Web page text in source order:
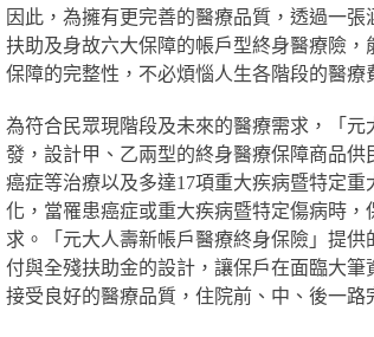
因此，為擁有更完善的醫療品質，透過一
扶助及身故六大保障的帳戶型終身醫療險
保障的完整性，不必煩惱人生各階段的醫療
為符合民眾現階段及未來的醫療需求，「
發，設計甲、乙兩型的終身醫療保障商品
癌症等治療以及多達17項重大疾病暨特定
化，當罹患癌症或重大疾病暨特定傷病時
求。「元大人壽新帳戶醫療終身保險」提
付與全殘扶助金的設計，讓保戶在面臨大
接受良好的醫療品質，住院前、中、後一路